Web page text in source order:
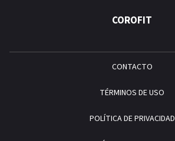
COROFIT
CONTACTO
TÉRMINOS DE USO
POLÍTICA DE PRIVACIDAD